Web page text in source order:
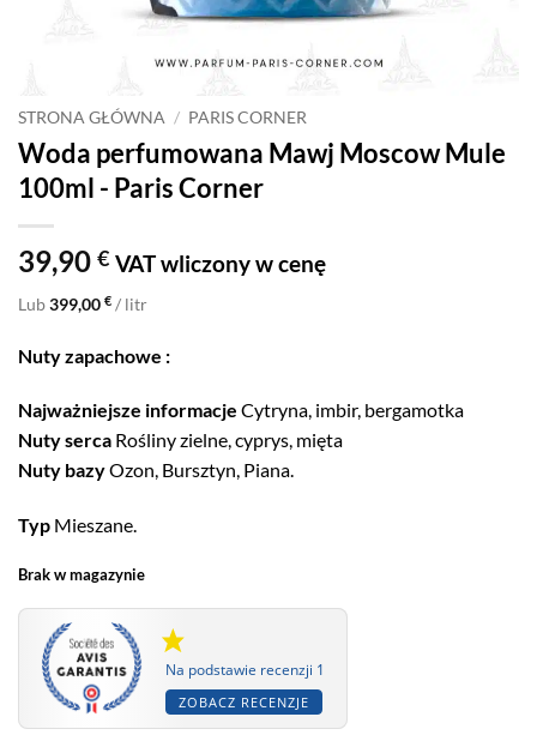
STRONA GŁÓWNA / PARIS CORNER
Woda perfumowana Mawj Moscow Mule
100ml - Paris Corner
39,90 € VAT wliczony w cenę
Lub399,00 € / litr
Nuty zapachowe :
Najważniejsze informacje Cytryna, imbir, bergamotka
Nuty serca Rośliny zielne, cyprys, mięta
Nuty bazyOzon, Bursztyn, Piana.
Typ Mieszane.
Brak w magazynie
Na podstawie recenzji 1
ZOBACZ RECENZJE